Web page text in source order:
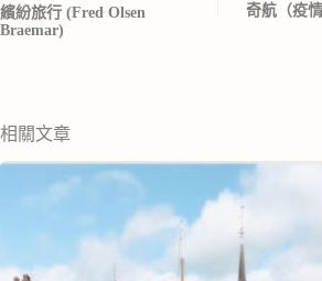
繽紛旅行 (Fred Olsen
Braemar)
奇航（疫
相關文章